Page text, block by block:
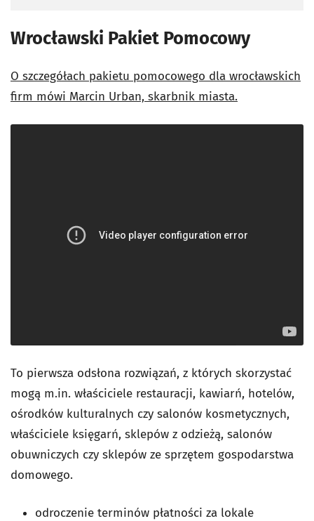
Wrocławski Pakiet Pomocowy
O szczegółach pakietu pomocowego dla wrocławskich
firm mówi Marcin Urban, skarbnik miasta.
To pierwsza odsłona rozwiązań, z których skorzystać
mogą m.in. właściciele restauracji, kawiarń, hotelów,
ośrodków kulturalnych czy salonów kosmetycznych,
właściciele księgarń, sklepów z odzieżą, salonów
obuwniczych czy sklepów ze sprzętem gospodarstwa
domowego.
odroczenie terminów płatności za lokale